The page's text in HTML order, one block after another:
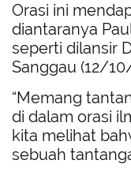
Orasi ini
diantaranya
seperti dilansir
Sanggau (12/
“Memang
di dalam orasi
kita melihat
sebuah